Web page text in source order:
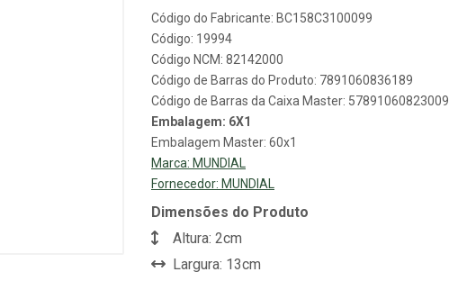
Código do Fabricante: BC158C3100099
Código: 19994
Código NCM: 82142000
Código de Barras do Produto: 7891060836189
Código de Barras da Caixa Master: 57891060823009
Embalagem: 6X1
Embalagem Master: 60x1
Marca: MUNDIAL
Fornecedor: MUNDIAL
Dimensões do Produto
Altura: 2cm
Largura: 13cm